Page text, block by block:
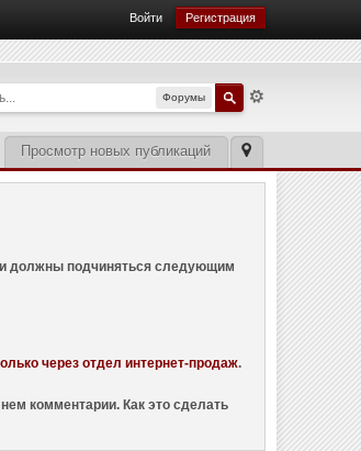
Войти Регистрация
Форумы
Просмотр новых публикаций
должны подчиняться следующим
через отдел интернет-продаж.
комментарии. Как это сделать